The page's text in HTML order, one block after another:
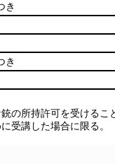
き
き
の所持許可を受けるこ
受講した場合に限る。